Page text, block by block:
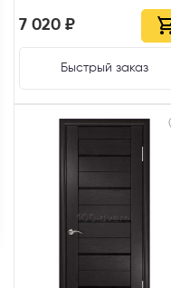
7 020 ₽
Быстрый заказ